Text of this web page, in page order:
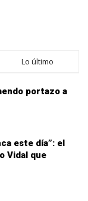
Lo último
portazo a
este día”: el
Vidal que